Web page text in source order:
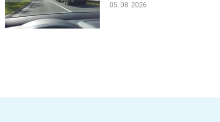
05. 08. 2026